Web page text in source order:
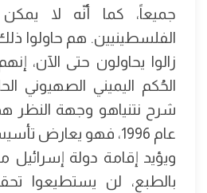
جميعاً، كما أنّه لا
زالوا يحاولون حتى الآن،
الحُكم اليميني الصهيوني
شرح نتنياهو وجهة النظر
عام 1996، فهو يعارض
ويؤيد إقامة دولة إسرائيل
بالطبع، لن يستطيعوا